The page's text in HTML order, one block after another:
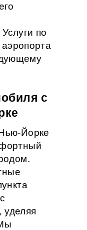
Услуги по
с
Йорке